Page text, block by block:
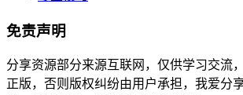
免责声明
分享资源部分来源互联网，仅供学习交流
正版，否则版权纠纷由用户承担，我爱分